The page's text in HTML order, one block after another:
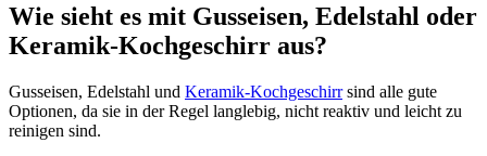
Wie sieht es mit Gusseisen, Edelstahl oder
Keramik-Kochgeschirr aus?
Gusseisen, Edelstahl und Keramik-Kochgeschirrsind alle gute
Optionen, da sie in der Regel langlebig, nicht reaktiv und leicht zu
reinigen sind.